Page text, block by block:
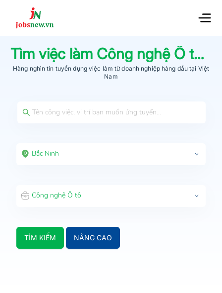
Tìm việc làm Công nghệ Ô tô
Hàng nghìn tin tuyển dụng việc làm từdoanh nghiệp hàng đầu tại Việt
Nam
Bắc Ninh
Công nghệ Ô tô
TÌM KIẾM NÂNG CAO